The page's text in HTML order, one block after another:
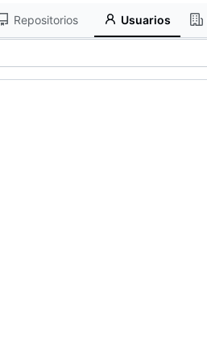
Repositorios Usuarios